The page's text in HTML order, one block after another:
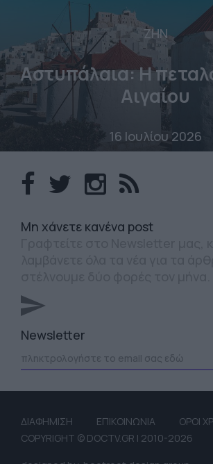
ΖΗΝ
Αστυπάλαια: Η
Αιγαίου
16 Ιουλίου 2026
Mη χάνετε κανένα post
Newsletter
ΔΙΑΦΗΜΙΣΗ ΕΠΙΚΟΙΝΩΝΙΑ
ΟΡΟΙ
COPYRIGHT © DOCTV.GR | 2010-2026